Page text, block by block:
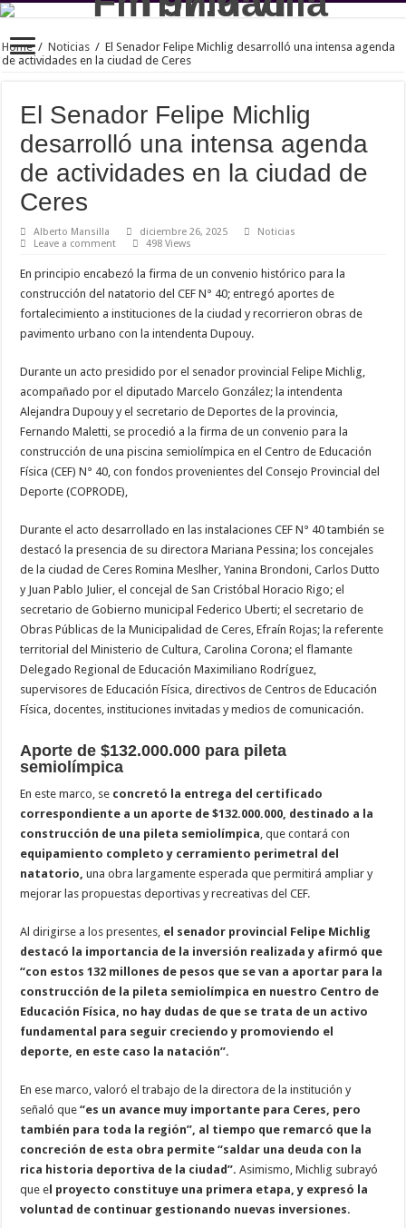
Home / Noticias / El Senador Felipe Michlig desarrolló una intensa agenda
de actividades en la ciudad de Ceres
El Senador Felipe Michlig
desarrolló una intensa agenda
de actividades en la ciudad de
Ceres
Alberto Mansilla diciembre 26, 2025
Noticias
Leave a comment
498 Views
En principio encabezó la firma de un convenio histórico para la
construcción del natatorio del CEF N° 40; entregó aportes de
fortalecimiento a instituciones de la ciudad y recorrieron obras de
pavimento urbano con la intendenta Dupouy.
Durante un acto presidido por el senador provincial Felipe Michlig,
acompañado por el diputado Marcelo González; la intendenta
Alejandra Dupouy y el secretario de Deportes de la provincia,
Fernando Maletti, se procedió a la firma de un convenio para la
construcción de una piscina semiolímpica en el Centro de Educación
Física (CEF) N° 40, con fondos provenientes del Consejo Provincial del
Deporte (COPRODE),
Durante el acto desarrollado en las instalaciones CEF N° 40 también se
destacó la presencia de su directora Mariana Pessina; los concejales
de la ciudad de Ceres Romina Meslher, Yanina Brondoni, Carlos Dutto
y Juan Pablo Julier, el concejal de San Cristóbal Horacio Rigo; el
secretario de Gobierno municipal Federico Uberti; el secretario de
Obras Públicas de la Municipalidad de Ceres, Efraín Rojas; la referente
territorial del Ministerio de Cultura, Carolina Corona; el flamante
Delegado Regional de Educación Maximiliano Rodríguez,
supervisores de Educación Física, directivos de Centros de Educación
Física, docentes, instituciones invitadas y medios de comunicación.
Aporte de $132.000.000 para pileta
semiolímpica
En este marco, se concretó la entrega del certificado
correspondiente a un aporte de $132.000.000, destinado a la
construcción de una pileta semiolímpica , que contará con
equipamiento completo y cerramiento perimetral del
natatorio, una obra largamente esperada que permitirá ampliar y
mejorar las propuestas deportivas y recreativas del CEF.
Al dirigirse a los presentes, el senador provincial Felipe Michlig
destacó la importancia de la inversión realizada y afirmó que
“con estos 132 millones de pesos que se van a aportar para la
construcción de la pileta semiolímpica en nuestro Centro de
Educación Física, no hay dudas de que se trata de un activo
fundamental para seguir creciendo y promoviendo el
deporte, en este caso la natación”.
En ese marco, valoró el trabajo de la directora de la institución y
señaló que“es un avance muy importante para Ceres, pero
también para toda la región”, al tiempo que remarcó que la
concreción de esta obra permite “saldar una deuda con la
rica historia deportiva de la ciudad”. Asimismo, Michlig subrayó
que el proyecto constituye una primera etapa, y expresó la
voluntad de continuar gestionando nuevas inversiones.